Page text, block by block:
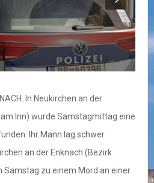
In Neukirchen an der
Inn) wurde Samstagmittag eine
Ihr Mann lag schwer
an der Enknach (Bezirk
Samstag zu einem Mord an einer